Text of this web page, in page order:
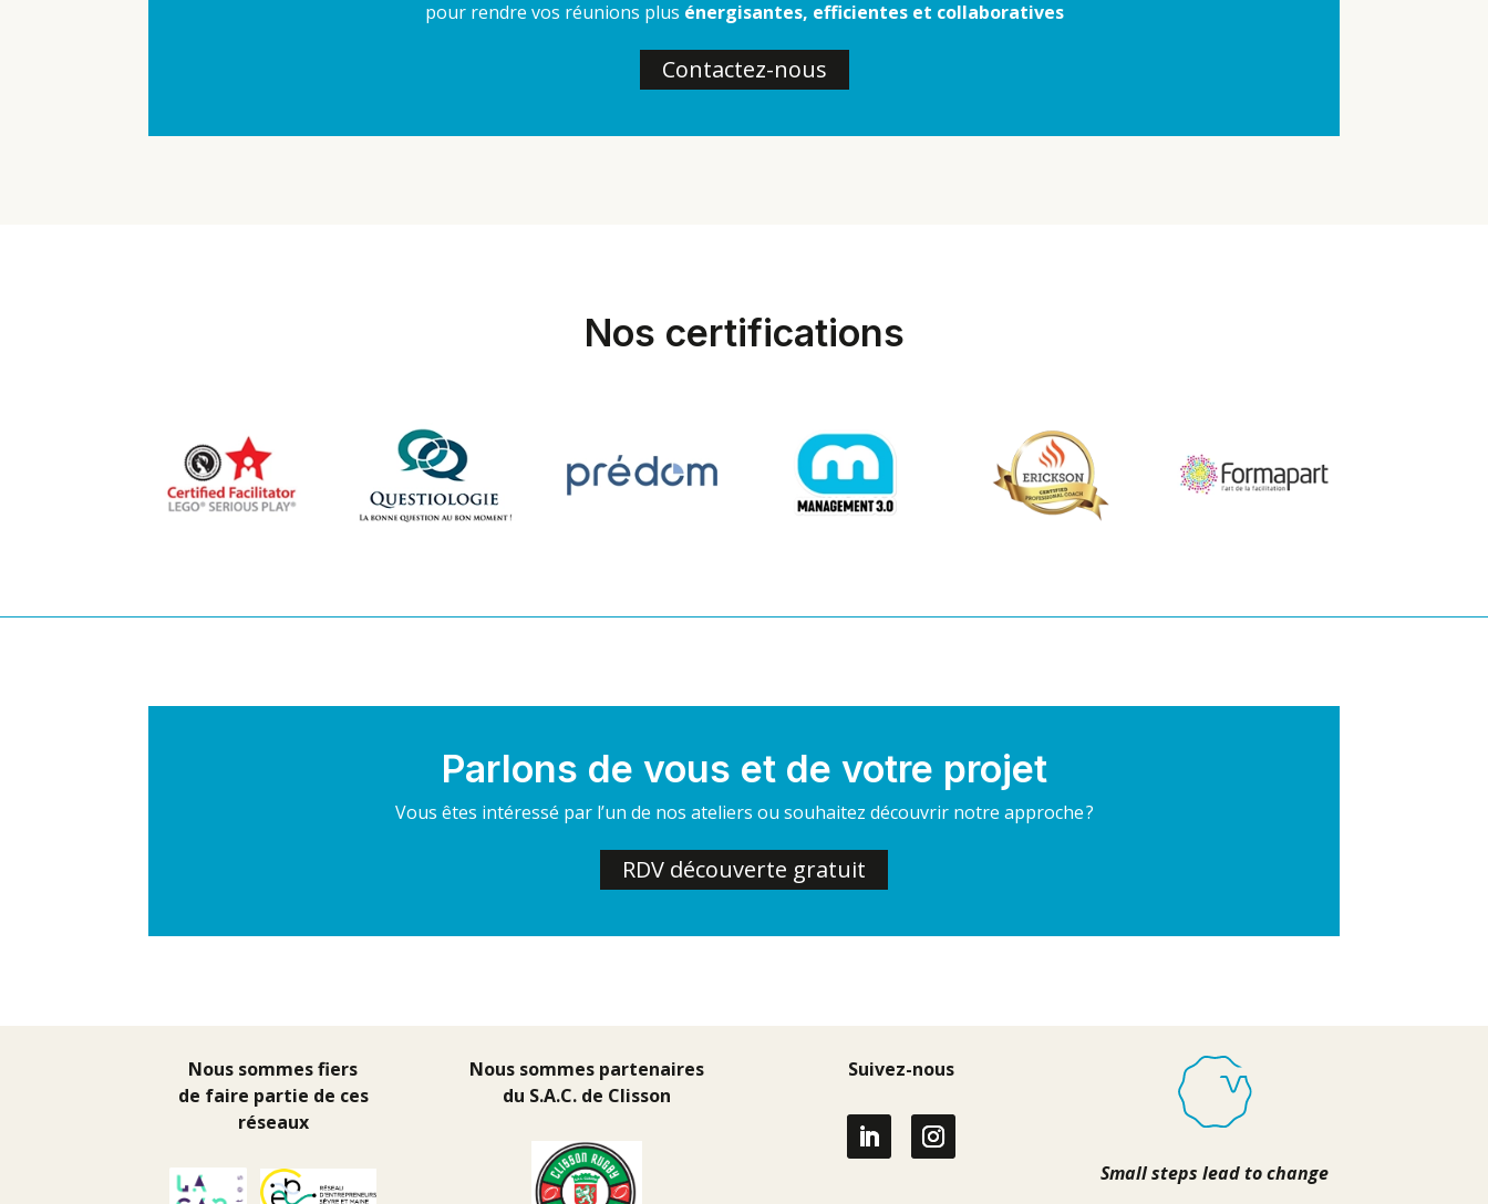
pour rendre vos réunions plus énergisantes, efficientes et collaboratives
Contactez-nous
Nos certifications
Parlons de vous et de votre projet
Vous êtes intéressé par l’un de nos ateliers ou souhaitez découvrir notre approche ?
RDV découverte gratuit
Nous sommes fiers
de faire partie de ces
réseaux
Nous sommes partenaires
du S.A.C. de Clisson
Suivez-nous
Small steps lead to change